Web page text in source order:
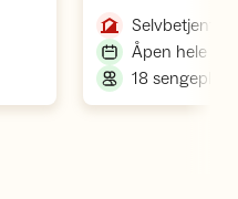
Selvbetjent
Åpen hele
18